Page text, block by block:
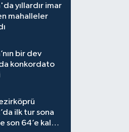
elendi!
yıllardır imar
mahalleler
bir dev
konkordato
ilk tur sona
son 64’e kalan